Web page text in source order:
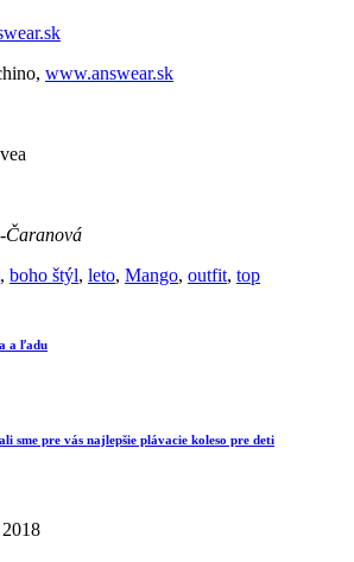
www.answear.sk
Čaranová
, boho štýl, leto, Mango, outfit, top
a ľadu
sme pre vás najlepšie plávacie koleso pre deti